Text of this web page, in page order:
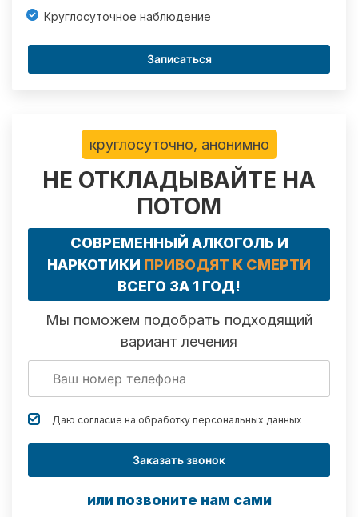
Круглосуточное наблюдение
Записаться
круглосуточно, анонимно
НЕ ОТКЛАДЫВАЙТЕ НА
ПОТОМ
СОВРЕМЕННЫЙ АЛКОГОЛЬ И
НАРКОТИКИ ПРИВОДЯТ К СМЕРТИ
ВСЕГО ЗА 1 ГОД!
Мы поможем подобрать подходящий
вариант лечения
Даю согласие на обработку персональных данных
Заказать звонок
или позвоните нам сами